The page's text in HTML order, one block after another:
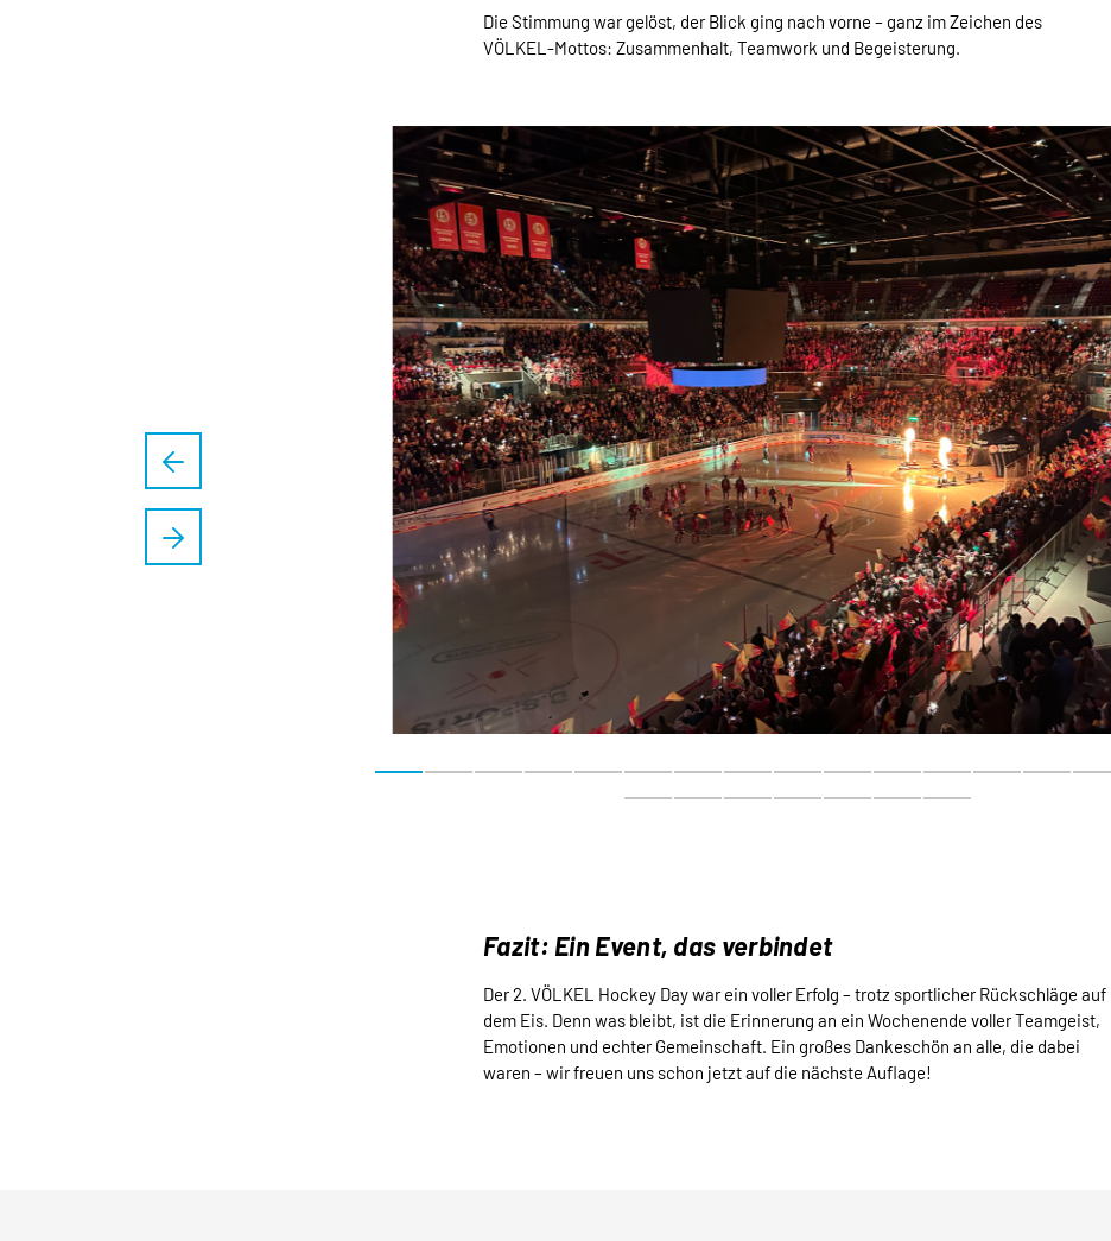
Die Stimmung war gelöst, der Blick ging nach vorne – ganz im Zeichen des
VÖLKEL-Mottos: Zusammenhalt, Teamwork und Begeisterung.
Fazit: Ein Event, das verbindet
Der 2. VÖLKEL Hockey Day war ein voller Erfolg – trotz sportlicher Rückschläge auf
dem Eis. Denn was bleibt, ist die Erinnerung an ein Wochenende voller Teamgeist,
Emotionen und echter Gemeinschaft. Ein großes Dankeschön an alle, die dabei
waren – wir freuen uns schon jetzt auf die nächste Auflage!